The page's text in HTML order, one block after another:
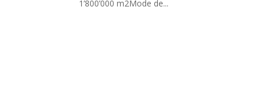
1’800’000 m2Mode de...